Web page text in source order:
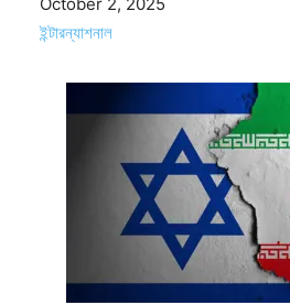
In relation to
ইন্টারন্যাশনাল